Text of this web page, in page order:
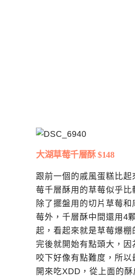
大湖草莓千層酥 $148
跟前一個的戚風蛋糕比起
莓千層酥用的草莓似乎比
除了擺盤用的切片草莓和
莓外，千層酥中間還用4
起，看起來就是草莓爆棚
完後就開始有點頭大，因
咬下好像有點難度，所以
開來吃XDD，從上面的酥